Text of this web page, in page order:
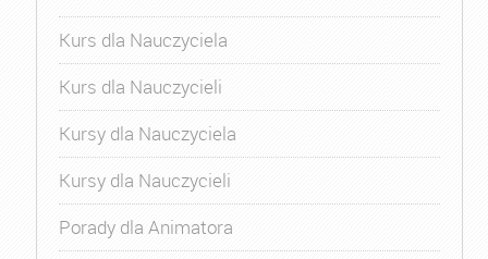
Kurs dla Nauczyciela
Kurs dla Nauczycieli
Kursy dla Nauczyciela
Kursy dla Nauczycieli
Porady dla Animatora